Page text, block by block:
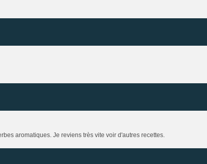
aromatiques. Je reviens très vite voir d'autres recettes.